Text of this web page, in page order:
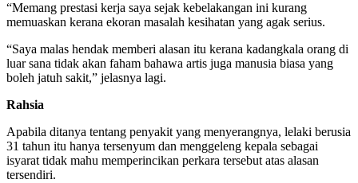
“Memang prestasi kerja saya sejak kebelakangan ini kurang
memuaskan kerana ekoran masalah kesihatan yang agak serius.
“Saya malas hendak memberi alasan itu kerana kadangkala orang di
luar sana tidak akan faham bahawa artis juga manusia biasa yang
boleh jatuh sakit,” jelasnya lagi.
Rahsia
Apabila ditanya tentang penyakit yang menyerangnya, lelaki berusia
31 tahun itu hanya tersenyum dan menggeleng kepala sebagai
isyarat tidak mahu memperincikan perkara tersebut atas alasan
tersendiri.